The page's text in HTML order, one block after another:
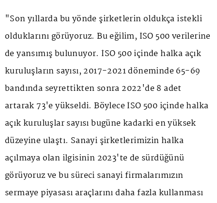
"Son yıllarda bu yönde şirketlerin oldukça istekli
olduklarını görüyoruz. Bu eğilim, İSO 500 verilerine
de yansımış bulunuyor. İSO 500 içinde halka açık
kuruluşların sayısı, 2017-2021 döneminde 65-69
bandında seyrettikten sonra 2022'de 8 adet
artarak 73'e yükseldi. Böylece İSO 500 içinde halka
açık kuruluşlar sayısı bugüne kadarki en yüksek
düzeyine ulaştı. Sanayi şirketlerimizin halka
açılmaya olan ilgisinin 2023'te de sürdüğünü
görüyoruz ve bu süreci sanayi firmalarımızın
sermaye piyasası araçlarını daha fazla kullanması